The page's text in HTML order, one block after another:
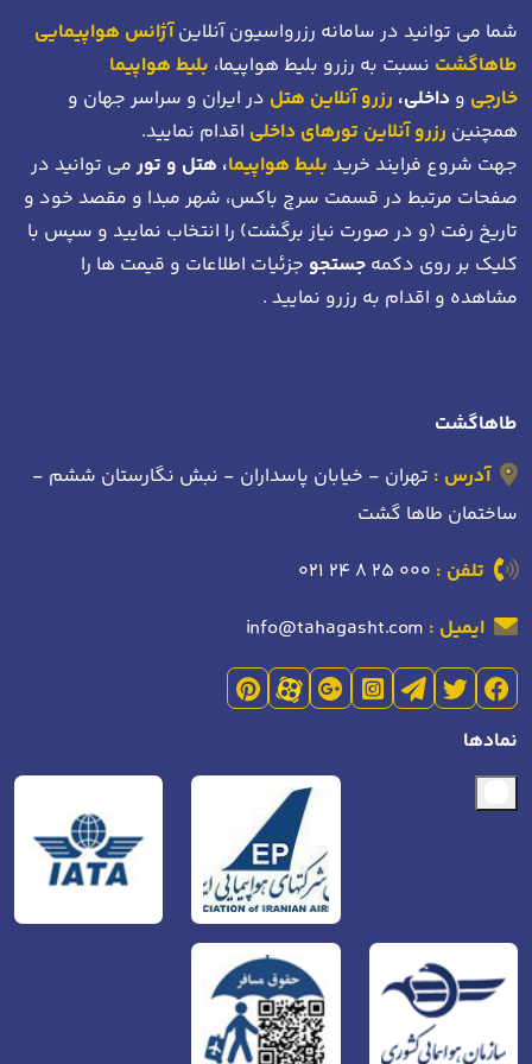
شما می توانید در سامانه رزرواسیون آنلاینآژانس هواپیمایی
طاهاگشت نسبت به رزرو بلیط هواپیما، بلیط هواپیما
خارجی و داخلی، رزرو آنلاین هتل در ایران و سراسر جهان و
همچنین رزرو آنلاین تورهای داخلی اقدام نمایید.
جهت شروع فرایند خرید بلیط هواپیما، هتل و تورمی توانید در
صفحات مرتبط در قسمت سرچ باکس، شهر مبدا و مقصد خود و
تاریخ رفت (و در صورت نیاز برگشت) را انتخاب نمایید و سپس با
کلیک بر روی دکمه جستجو جزئیات اطلاعات و قیمت ها را
مشاهده و اقدام به رزرو نمایید .
طاهاگشت
آدرس : تهران - خیابان پاسداران - نبش نگارستان ششم -
ساختمان طاها گشت
تلفن : 021 24 8 25 000
ایمیل : info@tahagasht.com
نمادها